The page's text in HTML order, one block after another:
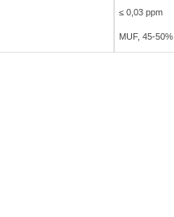
≤ 0,03 ppm
MUF, 45-50%